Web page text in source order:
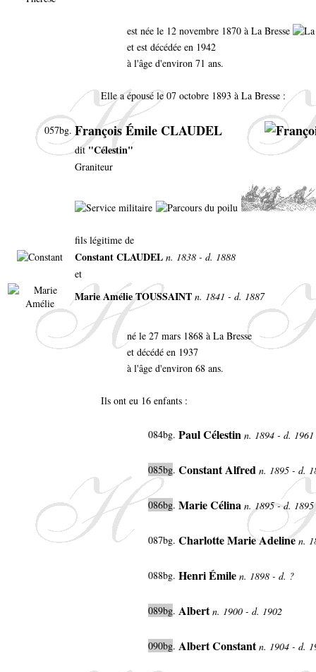
est née le 12 novembre 1870 à La Bresse
et est décédée en 1942
à l'âge d'environ 71 ans.
Elle a épousé le 07 octobre 1893 à La Bresse :
057bg. François Émile CLAUDEL
dit"Célestin"
Graniteur
fils légitime de
Constant CLAUDEL n. 1838 - d. 1888
et
Marie Amélie TOUSSAINT n. 1841 - d. 1887
né le 27 mars 1868 à La Bresse
et décédé en 1937
à l'âge d'environ 68 ans.
Ils ont eu 16 enfants :
084bg. Paul Célestin n. 1894 - d. 1961
085bg. Constant Alfred n. 1895 - d.
086bg. Marie Célina n. 1895 - d. 1895
087bg. Charlotte Marie Adeline n.
088bg. Henri Émile n. 1898 - d. ?
089bg. Albertn. 1900 - d. 1902
090bg. Albert Constantn. 1904 - d.